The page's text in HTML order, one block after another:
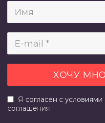
Я согласен с условиями
соглашения